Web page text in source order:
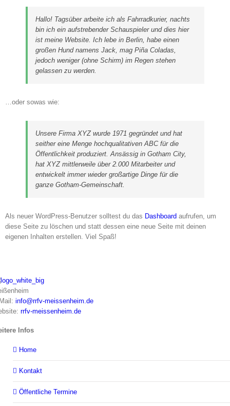
Hallo! Tagsüber arbeite ich als Fahrradkurier, nachts
bin ich ein aufstrebender Schauspieler und dies hier
ist meine Website. Ich lebe in Berlin, habe einen
großen Hund namens Jack, mag Piña Coladas,
jedoch weniger (ohne Schirm) im Regen stehen
gelassen zu werden.
…oder sowas wie:
Unsere Firma XYZ wurde 1971 gegründet und hat
seither eine Menge hochqualitativen ABC für die
Öffentlichkeit produziert. Ansässig in Gotham City,
hat XYZ mittlerweile über 2.000 Mitarbeiter und
entwickelt immer wieder großartige Dinge für die
ganze Gotham-Gemeinschaft.
Als neuer WordPress-Benutzer solltest du das Dashboard aufrufen, um
diese Seite zu löschen und statt dessen eine neue Seite mit deinen
eigenen Inhalten erstellen. Viel Spaß!
info@rrfv-meissenheim.de
rrfv-meissenheim.de
Infos
Home
Kontakt
Öffentliche Termine